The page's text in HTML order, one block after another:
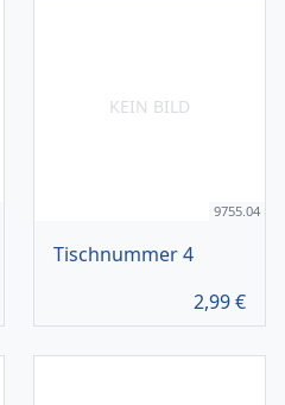
KEIN BILD
9755.04
Tischnummer 4
2,99€